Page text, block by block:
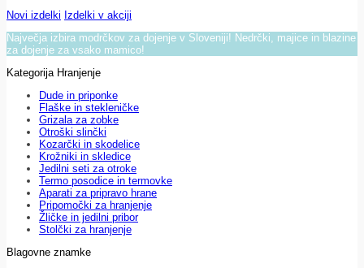
Novi izdelki Izdelki v akciji
Največja izbira modrčkov za dojenje v Sloveniji! Nedrčki, majice in blazine
za dojenje za vsako mamico!
Kategorija Hranjenje
Dude in priponke
Flaške in stekleničke
Grizala za zobke
Otroški slinčki
Kozarčki in skodelice
Krožniki in skledice
Jedilni seti za otroke
Termo posodice in termovke
Aparati za pripravo hrane
Pripomočki za hranjenje
Žličke in jedilni pribor
Stolčki za hranjenje
Blagovne znamke